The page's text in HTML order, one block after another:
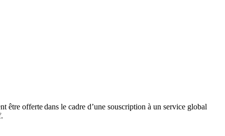
être offerte dans le cadre d’une souscription à un service global